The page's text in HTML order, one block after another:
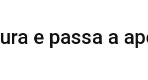
e passa a